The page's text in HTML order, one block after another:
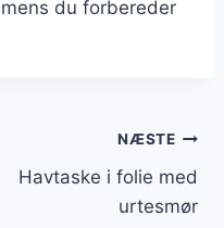
du forbereder
NÆSTE
Havtaske i folie med
urtesmør